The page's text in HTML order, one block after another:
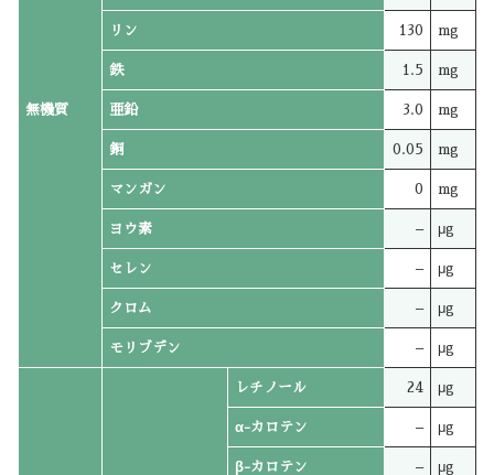
無機質
リン 130 mg
鉄 1.5 mg
亜鉛 3.0 mg
銅 0.05 mg
マンガン 0 mg
ヨウ素 – μg
セレン – μg
クロム – μg
モリブデン – μg
レチノール 24 μg
α-カロテン – μg
β-カロテン – μg